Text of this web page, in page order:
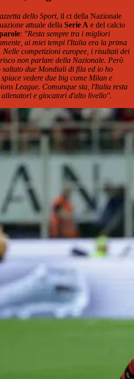
dello Sport, il ct della Nazionale
attuale della Serie A e del calcio
: "Resta sempre tra i migliori
ai miei tempi l'Italia era la prima
Nelle competizioni europee, i risultati dei
non parlare della Nazionale. Però
due Mondiali di fila ed io ho
vedere due big come Milan e
League. Comunque sia, l'Italia resta
e giocatori d'alto livello".